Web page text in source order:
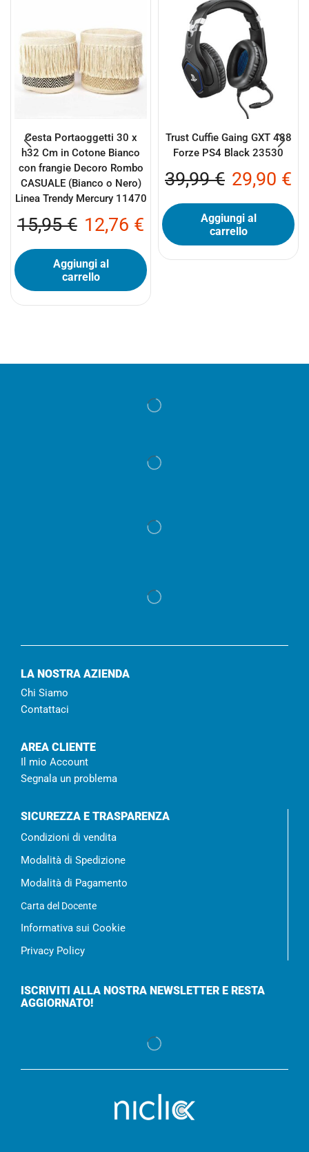
Cesta Portaoggetti 30 x
h32 Cm in Cotone Bianco
con frangie Decoro Rombo
CASUALE (Bianco o Nero)
Linea Trendy Mercury 11470
15,95€ 12,76 €
Aggiungi al
carrello
Trust Cuffie Gaing GXT 488
Forze PS4 Black 23530
39,99€ 29,90 €
Aggiungi al
carrello
LA NOSTRA AZIENDA
Chi Siamo
Contattaci
AREA CLIENTE
Il mio Account
Segnala un problema
SICUREZZA E TRASPARENZA
Condizioni di vendita
Modalità di Spedizione
Modalità di Pagamento
Carta del Docente
Informativa sui Cookie
Privacy Policy
ISCRIVITI ALLA NOSTRA NEWSLETTER E RESTA
AGGIORNATO!